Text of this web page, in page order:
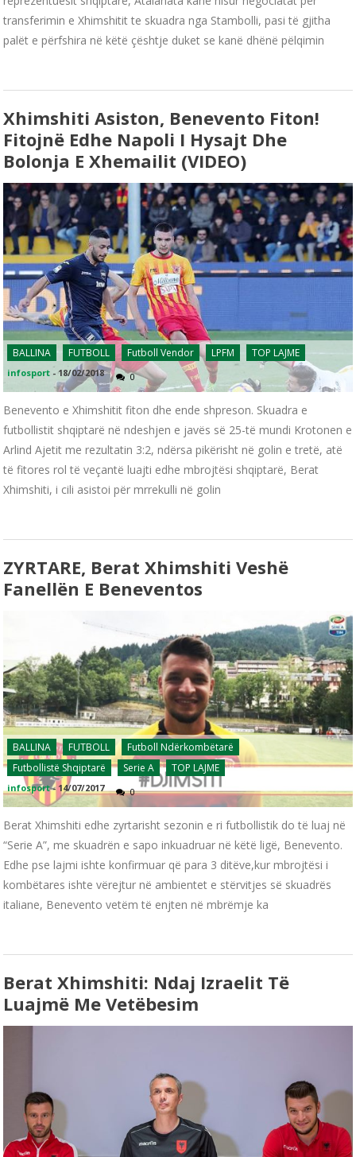
transferimin e Xhimshitit te skuadra nga Stambolli, pasi të gjitha
palët e përfshira në këtë çështje duket se kanë dhënë pëlqimin
Xhimshiti Asiston, Benevento Fiton!
Fitojnë Edhe Napoli I Hysajt Dhe
Bolonja E Xhemailit (VIDEO)
BALLINA FUTBOLL Futboll Vendor LPFM TOP LAJME
infosport - 18/02/2018 0
Benevento e Xhimshitit fiton dhe ende shpreson. Skuadra e
futbollistit shqiptarë në ndeshjen e javës së 25-të mundi Krotonen e
Arlind Ajetit me rezultatin 3:2, ndërsa pikërisht në golin e tretë, atë
të fitores rol të veçantë luajti edhe mbrojtësi shqiptarë, Berat
Xhimshiti, i cili asistoi për mrrekulli në golin
ZYRTARE, Berat Xhimshiti Veshë
Fanellën E Beneventos
BALLINA FUTBOLL
Futboll Ndërkombëtarë
Futbollistë Shqiptarë
Serie A TOP LAJME
infosport - 14/07/2017 0
Berat Xhimshiti edhe zyrtarisht sezonin e ri futbollistik do të luaj në
“Serie A”, me skuadrën e sapo inkuadruar në këtë ligë, Benevento.
Edhe pse lajmi ishte konfirmuar që para 3 ditëve,kur mbrojtësi i
kombëtares ishte vërejtur në ambientet e stërvitjes së skuadrës
italiane, Benevento vetëm të enjten në mbrëmje ka
Berat Xhimshiti: Ndaj Izraelit Të
Luajmë Me Vetëbesim